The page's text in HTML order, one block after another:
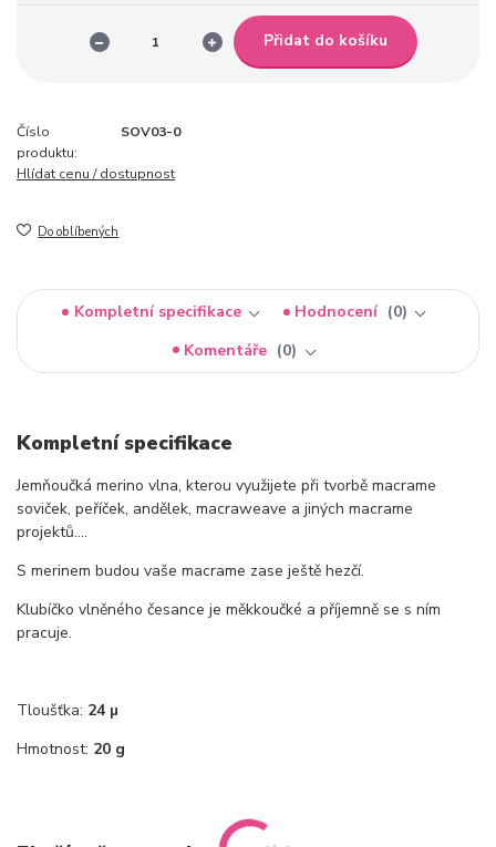
Přidat do košíku
Číslo
produktu:
SOV03-0
Hlídat cenu / dostupnost
Do oblíbených
Kompletní specifikace Hodnocení
0
Komentáře
0
Kompletní specifikace
Jemňoučká merino vlna, kterou využijete při tvorbě macrame
soviček, peříček, andělek, macraweave a jiných macrame
projektů....
S merinem budou vaše macrame zase ještě hezčí.
Klubíčko vlněného česance je měkkoučké a příjemně se s ním
pracuje.
Tloušťka: 24 µ
Hmotnost: 20 g